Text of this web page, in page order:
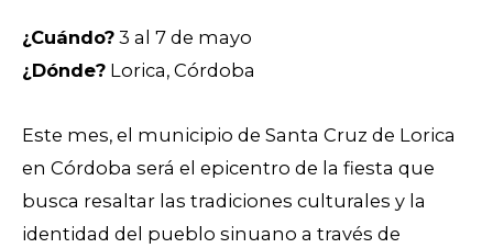
¿Cuándo? 3 al 7 de mayo
¿ Dónde? Lorica, Córdoba
Este mes, el municipio de Santa Cruz de Lorica
en Córdoba será el epicentro de la fiesta que
busca resaltar las tradiciones culturales y la
identidad del pueblo sinuano a través de